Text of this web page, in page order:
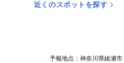
近くのスポットを探す
予報地点：神奈川県綾瀬市